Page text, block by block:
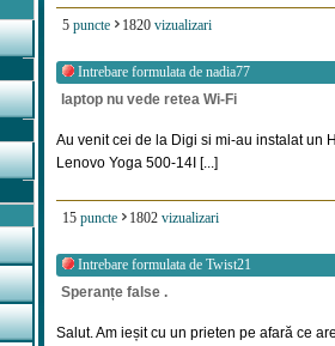
5 puncte 1820 vizualizari
Intrebare formulata de nadia77
laptop nu vede retea Wi-Fi
Au venit cei de la Digi si mi-au instalat un
Lenovo Yoga 500-14I [...]
15 puncte 1802 vizualizari
Intrebare formulata de Twist21
Speranțe false .
Salut. Am ieșit cu un prieten pe afară ce